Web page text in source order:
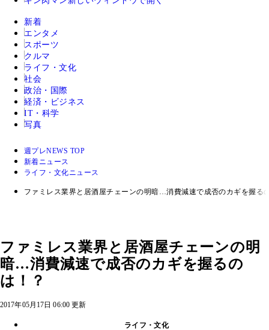
新着
エンタメ
スポーツ
クルマ
ライフ・文化
社会
政治・国際
経済・ビジネス
IT・科学
写真
週プレNEWS TOP
新着ニュース
ライフ・文化ニュース
ファミレス業界と居酒屋チェーンの明暗…消費減速で成否のカギを握る
ファミレス業界と居酒屋チェーンの明
暗…消費減速で成否のカギを握るの
は！？
2017年05月17日 06:00 更新
ライフ・文化